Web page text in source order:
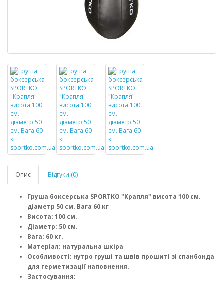
Опис Відгуки (0)
Груша боксерська SPORTKO "Крапля" висота 100 см.
діаметр 50 см. Вага 60 кг
Висота: 100 см.
Діаметр: 50 см.
Вага: 60 кг.
Матеріал: натуральна шкіра
Особливості: нутро груші та швів прошиті зі спанбонда
для герметизації наповнення.
Застосування: